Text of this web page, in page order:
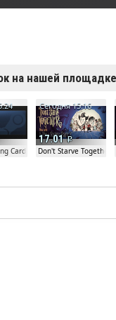
на нашей площадке
Card Beta
17.01
Сегодня 15:16
Don't Starve Together